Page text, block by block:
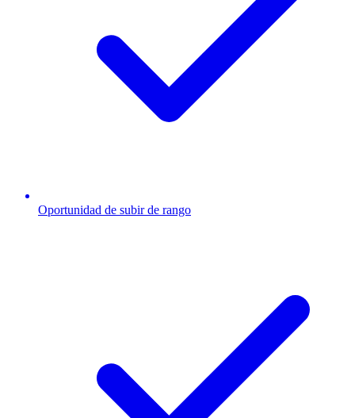
Oportunidad de subir de rango